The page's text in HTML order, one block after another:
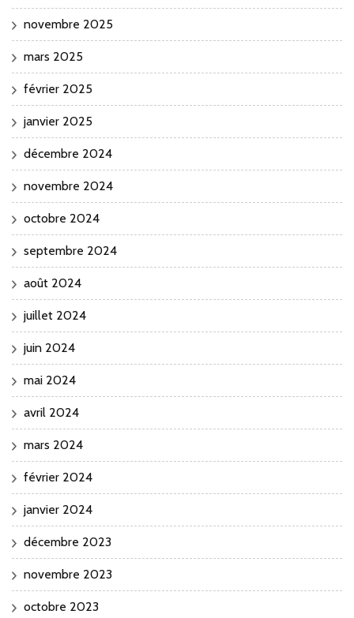
novembre 2025
mars 2025
février 2025
janvier 2025
décembre 2024
novembre 2024
octobre 2024
septembre 2024
août 2024
juillet 2024
juin 2024
mai 2024
avril 2024
mars 2024
février 2024
janvier 2024
décembre 2023
novembre 2023
octobre 2023